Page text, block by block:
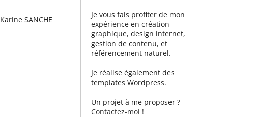
Karine SANCHE
Je vous fais profiter de mon
expérience en création
graphique, design internet,
gestion de contenu, et
référencement naturel.
Je réalise également des
templates Wordpress.
Un projet à me proposer ?
Contactez-moi !